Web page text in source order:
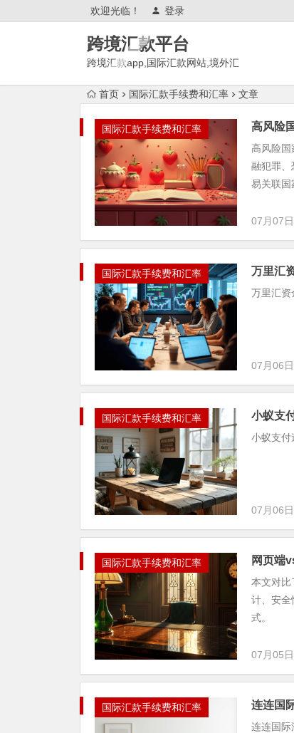
欢迎光临！ 登录
跨境汇款平台
跨境汇款app,国际汇款网站,境外汇
首页 国际汇款手续费和汇率 文章
国际汇款手续费和汇率 高风险
高风险
融犯罪、
易关联国
07月07日
国际汇款手续费和汇率 万里汇
万里汇资
07月06日
国际汇款手续费和汇率 小蚁支
小蚁支付
07月06日
国际汇款手续费和汇率 网页端
本文对比
计、安全
式。
07月05日
国际汇款手续费和汇率 连连国
连连国际